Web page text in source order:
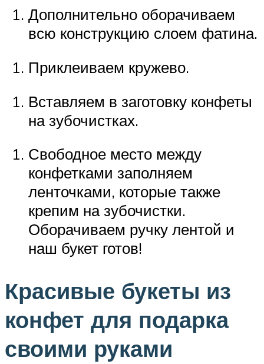
Дополнительно оборачиваем
всю конструкцию слоем фатина.
Приклеиваем кружево.
Вставляем в заготовку конфеты
на зубочистках.
Свободное место между
конфетками заполняем
ленточками, которые также
крепим на зубочистки.
Оборачиваем ручку лентой и
наш букет готов!
Красивые букеты из
конфет для подарка
своими руками